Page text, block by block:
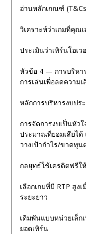
อ่านหลักเกณฑ์
วิเคราะห์ว่าเกมที่คุณ
ประเมินว่าเทิร์นโอเ
หัวข้อ 4 — การบริหา
การเล่นเพื่อลดความเ
หลักการบริหารงบปร
การจัดการงบเป็นหัว
ประมาณที่ยอมเสียได้
วางเป้ากำไร/ขาดทุ
กลยุทธ์ใช้เครดิตฟรีใ
เลือกเกมที่มี RTP สูง
ระยะยาว
เดิมพันแบบหน่วยเล็ก
ยอดเทิร์น